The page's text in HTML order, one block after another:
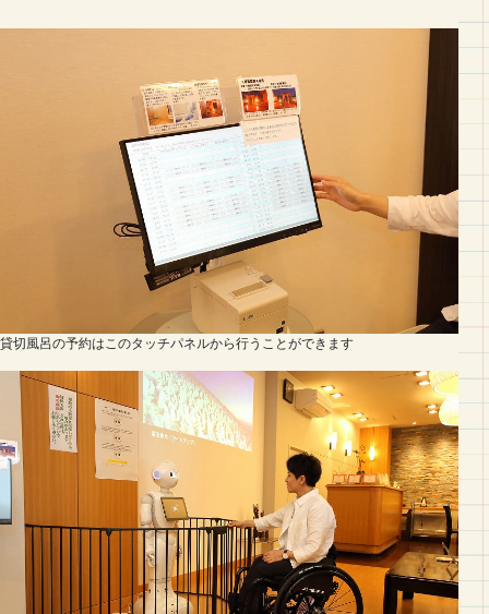
貸切風呂の予約はこのタッチパネルから行うことができます